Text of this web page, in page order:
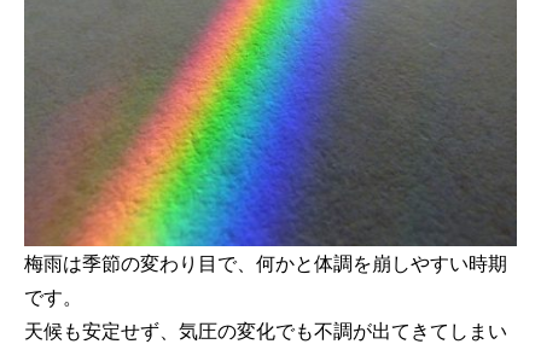
梅雨は季節の変わり目で、何かと体調を崩しやすい時期
です。
天候も安定せず、気圧の変化でも不調が出てきてしまい